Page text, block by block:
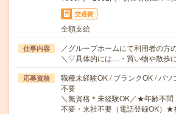
交通費
全額支給
仕事内容
／グループホームにて利用者の方
＼▽具体的には…・買い物や散歩
応募資格
職種未経験OK / ブランクOK / パ
不要
＼無資格＊未経験OK／★年齢不
不要・来社不要（電話登録OK）